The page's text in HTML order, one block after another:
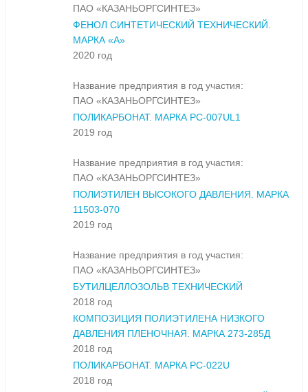
ПАО «КАЗАНЬОРГСИНТЕЗ»
ФЕНОЛ СИНТЕТИЧЕСКИЙ ТЕХНИЧЕСКИЙ.
МАРКА «А»
2020 год
Название предприятия в год участия:
ПАО «КАЗАНЬОРГСИНТЕЗ»
ПОЛИКАРБОНАТ. МАРКА PC-007UL1
2019 год
Название предприятия в год участия:
ПАО «КАЗАНЬОРГСИНТЕЗ»
ПОЛИЭТИЛЕН ВЫСОКОГО ДАВЛЕНИЯ. МАРКА
11503-070
2019 год
Название предприятия в год участия:
ПАО «КАЗАНЬОРГСИНТЕЗ»
БУТИЛЦЕЛЛОЗОЛЬВ ТЕХНИЧЕСКИЙ
2018 год
КОМПОЗИЦИЯ ПОЛИЭТИЛЕНА НИЗКОГО
ДАВЛЕНИЯ ПЛЕНОЧНАЯ. МАРКА 273-285Д
2018 год
ПОЛИКАРБОНАТ. МАРКА PC-022U
2018 год